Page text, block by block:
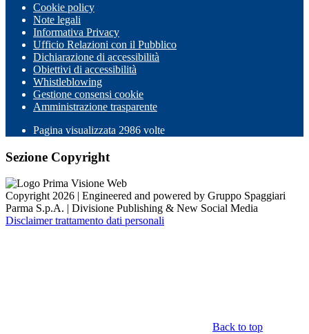
Cookie policy
Note legali
Informativa Privacy
Ufficio Relazioni con il Pubblico
Dichiarazione di accessibilità
Obiettivi di accessibilità
Whistleblowing
Gestione consensi cookie
Amministrazione trasparente
Pagina visualizzata 2986 volte
Sezione Copyright
Copyright 2026 | Engineered and powered by Gruppo Spaggiari
Parma S.p.A. | Divisione Publishing & New Social Media
Disclaimer trattamento dati personali
Back to top